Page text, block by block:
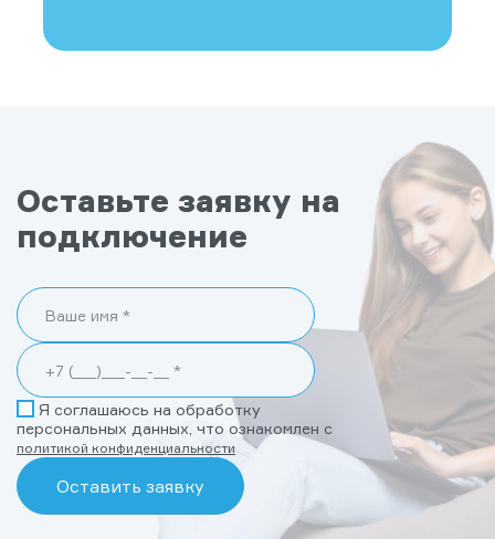
Оставьте заявку на
подключение
Я соглашаюсь на обработку
персональных данных, что ознакомлен с
политикой конфиденциальности